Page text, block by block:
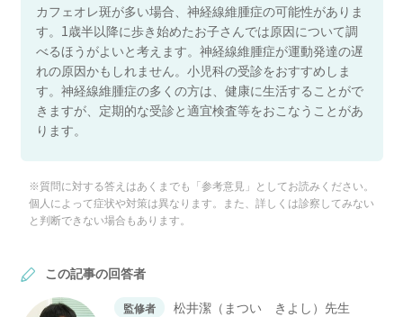
カフェオレ斑が多い場合、神経線維腫症の可能性がありま
す。1歳半以降に歩き始めたお子さんでは原因について調
べるほうがよいと考えます。神経線維腫症が運動発達の遅
れの原因かもしれません。小児科の受診をおすすめしま
す。神経線維腫症の多くの方は、健康に生活することがで
きますが、定期的な受診と適宜検査等をおこなうことがあ
ります。
※質問に対する答えはあくまでも「参考意見」としてお読みください。
個人によって症状や対策は異なります。また、詳しくは診察してみない
と判断できない場合もあります。
この記事の回答者
監修者 松井潔（まつい きよし）先生